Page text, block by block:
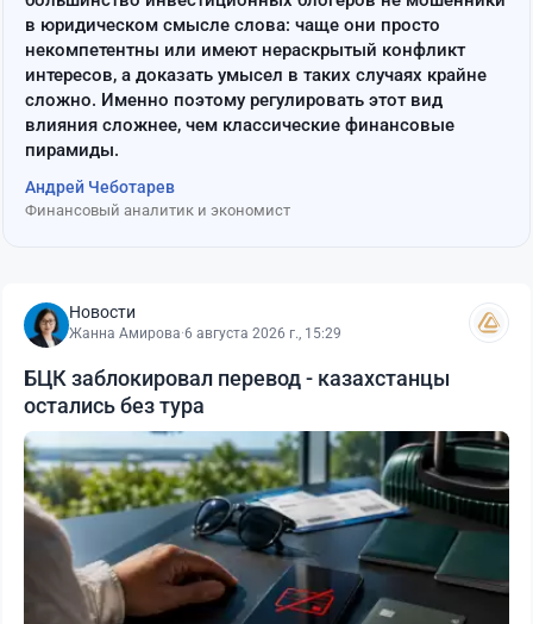
в юридическом смысле слова: чаще они просто
некомпетентны или имеют нераскрытый конфликт
интересов, а доказать умысел в таких случаях крайне
сложно. Именно поэтому регулировать этот вид
влияния сложнее, чем классические финансовые
пирамиды.
Андрей Чеботарев
Финансовый аналитик и экономист
Новости
Жанна Амирова·6 августа 2026 г., 15:29
БЦК заблокировал перевод - казахстанцы
остались без тура